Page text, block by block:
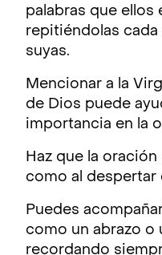
palabras que ellos
repitiéndolas cada
suyas.
Mencionar a la
de Dios puede
importancia en la
Haz que la
como al despertar
Puedes
como un abrazo o
recordando